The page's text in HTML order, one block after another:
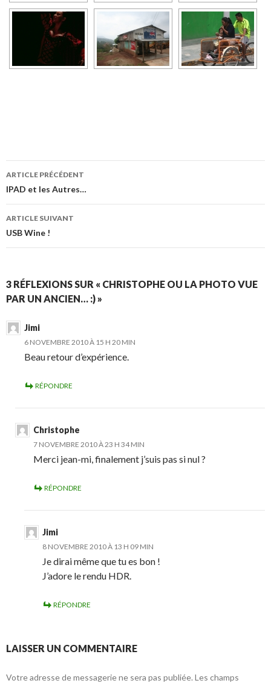
Navigation
des
articles
ARTICLE PRÉCÉDENT
IPAD et les Autres…
ARTICLE SUIVANT
USB Wine !
3 RÉFLEXIONS SUR « CHRISTOPHE OU LA PHOTO VUE
PAR UN ANCIEN… :) »
Jimi
6 NOVEMBRE 2010 À 15 H 20 MIN
Beau retour d’expérience.
RÉPONDRE
Christophe
7 NOVEMBRE 2010 À 23 H 34 MIN
Merci jean-mi, finalement j’suis pas si nul ?
RÉPONDRE
Jimi
8 NOVEMBRE 2010 À 13 H 09 MIN
Je dirai même que tu es bon !
J’adore le rendu HDR.
RÉPONDRE
LAISSER UN COMMENTAIRE
Votre adresse de messagerie ne sera pas publiée. Les champs